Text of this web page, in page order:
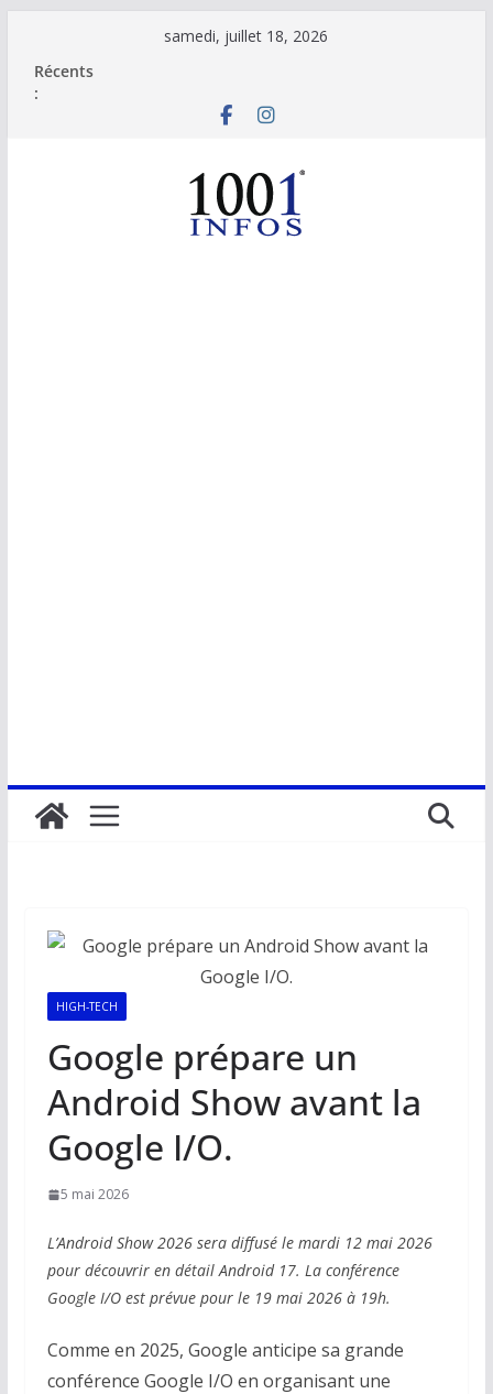
contenu
samedi, juillet 18, 2026
Récents
:
HIGH-TECH
Google prépare un
Android Show avant la
Google I/O.
5 mai 2026
L’Android Show 2026 sera diffusé le mardi 12 mai 2026
pour découvrir en détail Android 17. La conférence
Google I/O est prévue pour le 19 mai 2026 à 19h.
Comme en 2025, Google anticipe sa grande
conférence Google I/O en organisant une